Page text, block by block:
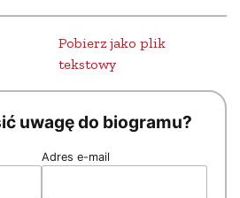
Pobierz jako plik
tekstowy
uwagę do biogramu?
Adres e-mail